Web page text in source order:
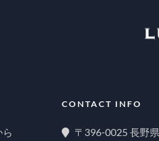
CONTACT INFO
〒396-0025 長野